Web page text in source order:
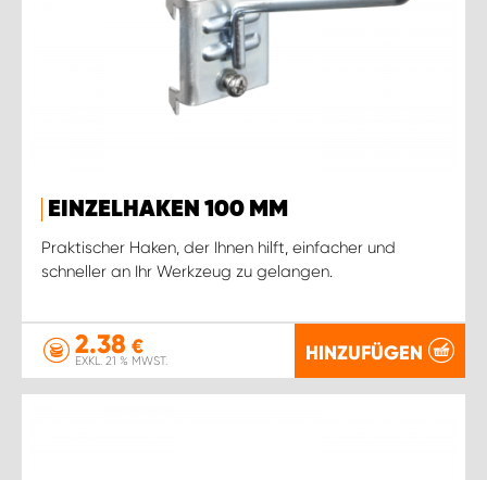
EINZELHAKEN 100 MM
Praktischer Haken, der Ihnen hilft, einfacher und
schneller an Ihr Werkzeug zu gelangen.
2.38 €
EXKL. 21 % MWST. HINZUFÜGEN